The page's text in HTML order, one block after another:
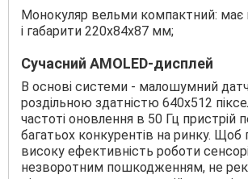
Монокуляр вельми компактний: має
і габарити 220x84x87 мм;
Сучасний AMOLED-дисплей
В основі системи - малошумний
роздільною здатністю 640x512
частоті оновлення в 50 Гц пристрій
багатьох конкурентів на ринку. Щоб
високу ефективність роботи
незворотним пошкодженням, не